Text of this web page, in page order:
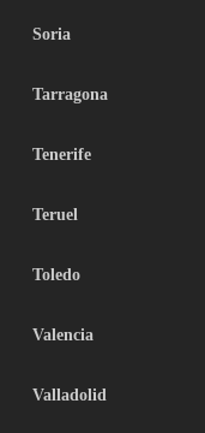
Soria
Tarragona
Tenerife
Teruel
Toledo
Valencia
Valladolid